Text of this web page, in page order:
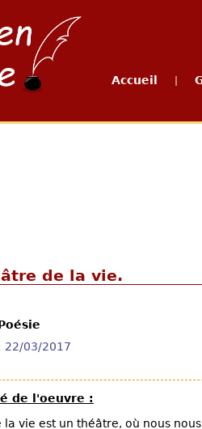
Accueil
de la vie.
22/03/2017
de l'oeuvre :
la vie est un théâtre, où nous